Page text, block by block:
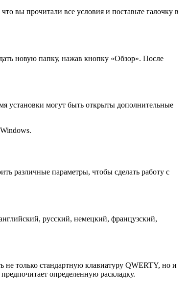
вы прочитали все условия и поставьте галочку в
новую папку, нажав кнопку «Обзор». После
установки могут быть открыты дополнительные
различные параметры, чтобы сделать работу с
русский, немецкий, французский,
не только стандартную клавиатуру QWERTY, но и
определенную раскладку.